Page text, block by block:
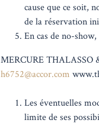
cause que ce soit,
de la réservation
En cas de no-
MERCURE THALASSO
h6752@accor.com
Les éventuelles
limite de ses